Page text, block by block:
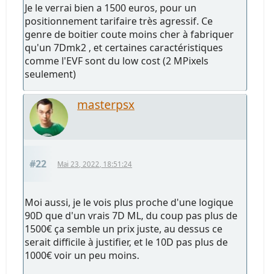
Je le verrai bien a 1500 euros, pour un
positionnement tarifaire très agressif. Ce
genre de boitier coute moins cher à fabriquer
qu'un 7Dmk2 , et certaines caractéristiques
comme l'EVF sont du low cost (2 MPixels
seulement)
masterpsx
#22 Mai 23, 2022, 18:51:24
Moi aussi, je le vois plus proche d'une logique
90D que d'un vrais 7D ML, du coup pas plus de
1500€ ça semble un prix juste, au dessus ce
serait difficile à justifier, et le 10D pas plus de
1000€ voir un peu moins.